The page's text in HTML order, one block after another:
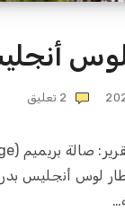
لوس
2 تعليق
لوس أنجليس